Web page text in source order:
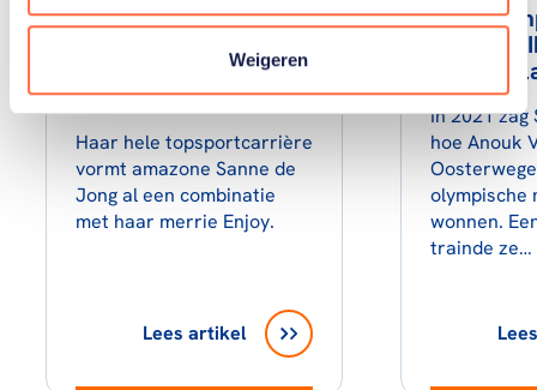
Weigeren
Eventing-amazone
prinsessenverhaaltje…”
Haar hele topsportcarrière
vormt amazone Sanne de
Jong al een combinatie
met haar merrie Enjoy.
Lees artikel
Dokter:
nergens
In 2021 zag
hoe Anouk
olympische
wonnen.
trainde ze…